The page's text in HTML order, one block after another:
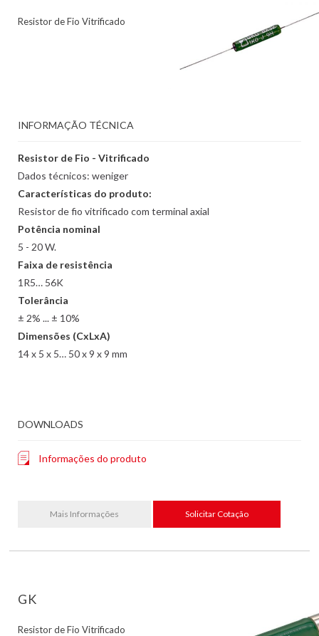
Resistor de Fio Vitrificado
INFORMAÇÃO TÉCNICA
Resistor de Fio - Vitrificado
Dados técnicos: weniger
Características do produto:
Resistor de fio vitrificado com terminal axial
Potência nominal
5 - 20 W.
Faixa de resistência
1R5… 56K
Tolerância
± 2% ... ± 10%
Dimensões (CxLxA)
14 x 5 x 5… 50 x 9 x 9 mm
DOWNLOADS
Informações do produto
Mais Informações Solicitar Cotação
GK
Resistor de Fio Vitrificado